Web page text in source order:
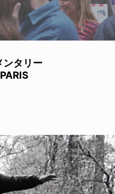
ンタリー